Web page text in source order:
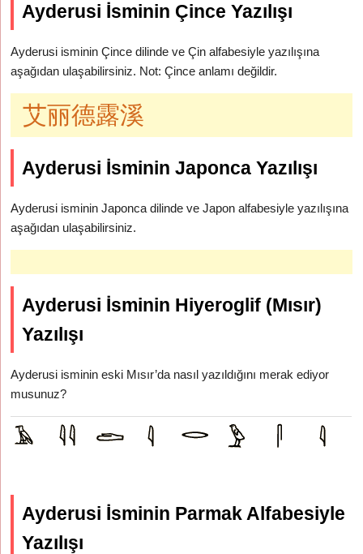
Ayderusi İsminin Çince Yazılışı
Ayderusi isminin Çince dilinde ve Çin alfabesiyle yazılışına
aşağıdan ulaşabilirsiniz. Not: Çince anlamı değildir.
艾丽德露溪
Ayderusi İsminin Japonca Yazılışı
Ayderusi isminin Japonca dilinde ve Japon alfabesiyle yazılışına
aşağıdan ulaşabilirsiniz.
Ayderusi İsminin Hiyeroglif (Mısır)
Yazılışı
Ayderusi isminin eski Mısır’da nasıl yazıldığını merak ediyor
musunuz?
Ayderusi İsminin Parmak Alfabesiyle
Yazılışı